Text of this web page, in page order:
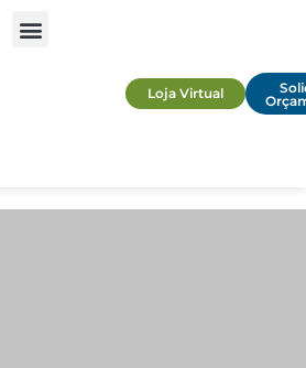
Loja Virtual